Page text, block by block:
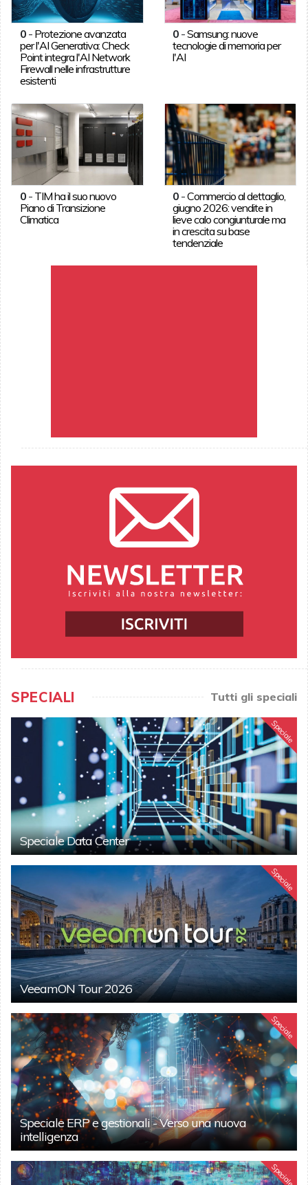
0- Protezione avanzata
per l'AI Generativa: Check
Point integra l'AI Network
Firewall nelle infrastrutture
esistenti
0 -Samsung: nuove
tecnologie di memoria per
l'AI
0- TIM ha il suo nuovo
Piano di Transizione
Climatica
0 -Commercio al dettaglio,
giugno 2026: vendite in
lieve calo congiunturale ma
in crescita su base
tendenziale
SPECIALI Tutti gli speciali
Speciale
Speciale Data Center
Speciale
VeeamON Tour 2026
Speciale
Speciale ERP e gestionali - Verso una nuova
intelligenza
Speciale